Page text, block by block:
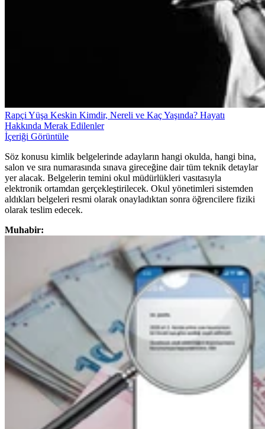
Rapçi Yüşa Keskin Kimdir, Nereli ve Kaç Yaşında? Hayatı
Hakkında Merak Edilenler
İçeriği Görüntüle
Söz konusu kimlik belgelerinde adayların hangi okulda, hangi bina,
salon ve sıra numarasında sınava gireceğine dair tüm teknik detaylar
yer alacak. Belgelerin temini okul müdürlükleri vasıtasıyla
elektronik ortamdan gerçekleştirilecek. Okul yönetimleri sistemden
aldıkları belgeleri resmi olarak onayladıktan sonra öğrencilere fiziki
olarak teslim edecek.
Muhabir: